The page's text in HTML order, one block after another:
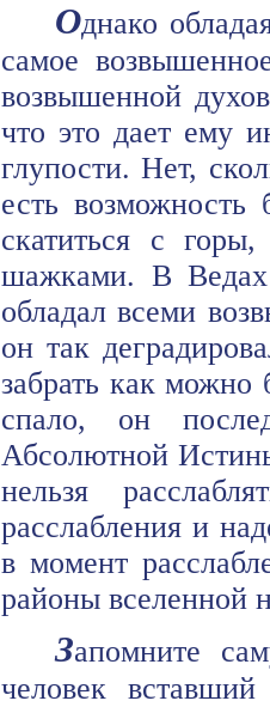
Однако
самое
возвышенной
что это дает ему
глупости. Нет,
есть возможность
скатиться с
шажками. В Ведах
обладал всеми
он так
забрать как можно
спало, он
Абсолютной
нельзя
расслабления и
в момент
районы вселенной
Запомните
человек